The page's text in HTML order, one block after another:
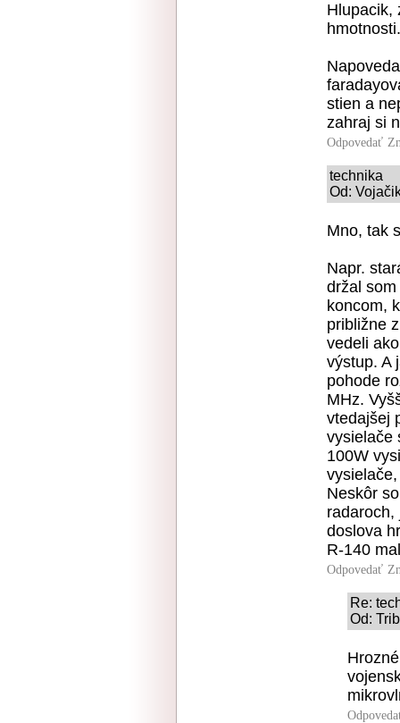
Hlupacik,
hmotnosti.
stien a
zahraj si
Odpovedať
technika
Od:
Mno, tak
Napr.
držal
koncom,
približne
vedeli
výstup. A
pohode
MHz.
vtedajšej
vysielače
100W
Neskôr
radaroch,
doslova
R-140
Odpovedať
Re:
Od: